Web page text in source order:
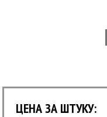
ЦЕНА ЗА ШТУКУ: